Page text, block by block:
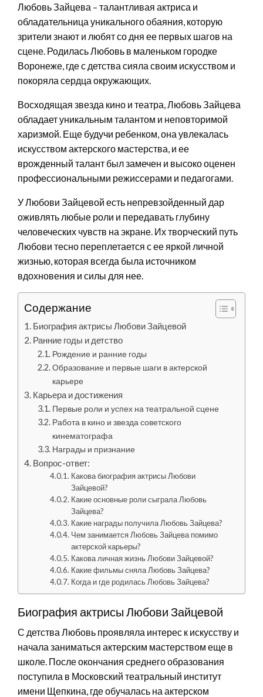
Любовь Зайцева – талантливая актриса и
обладательница уникального обаяния, которую
зрители знают и любят со дня ее первых шагов на
сцене. Родилась Любовь в маленьком городке
Воронеже, где с детства сияла своим искусством и
покоряла сердца окружающих.
Восходящая звезда кино и театра, Любовь Зайцева
обладает уникальным талантом и неповторимой
харизмой. Еще будучи ребенком, она увлекалась
искусством актерского мастерства, и ее
врожденный талант был замечен и высоко оценен
профессиональными режиссерами и педагогами.
У Любови Зайцевой есть непревзойденный дар
оживлять любые роли и передавать глубину
человеческих чувств на экране. Их творческий путь
Любови тесно переплетается с ее яркой личной
жизнью, которая всегда была источником
вдохновения и силы для нее.
Содержание
Биография актрисы Любови Зайцевой
Ранние годы и детство
Рождение и ранние годы
Образование и первые шаги в актерской
карьере
Карьера и достижения
Первые роли и успех на театральной сцене
Работа в кино и звезда советского
кинематографа
Награды и признание
Вопрос-ответ:
Какова биография актрисы Любови
Зайцевой?
Какие основные роли сыграла Любовь
Зайцева?
Какие награды получила Любовь Зайцева?
Чем занимается Любовь Зайцева помимо
актерской карьеры?
Какова личная жизнь Любови Зайцевой?
Какие фильмы сняла Любовь Зайцева?
Когда и где родилась Любовь Зайцева?
Биография актрисы Любови Зайцевой
С детства Любовь проявляла интерес к искусству и
начала заниматься актерским мастерством еще в
школе. После окончания среднего образования
поступила в Московский театральный институт
имени Щепкина, где обучалась на актерском